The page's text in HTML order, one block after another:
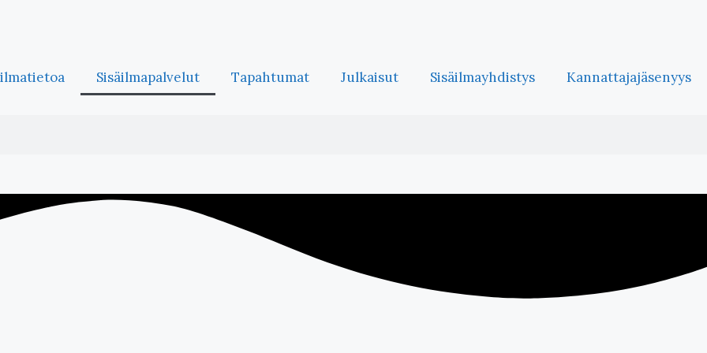
Sisäilmapalvelut Tapahtumat Julkaisut Sisäilmayhdistys Kannattajajäsenyys